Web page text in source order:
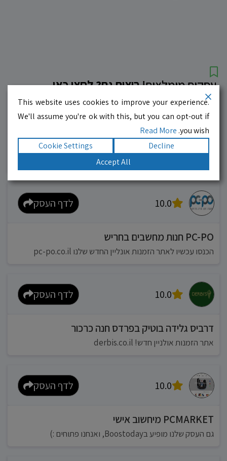
עסקים מומלצים!רוצים גם? לחצו כאן
10.0 לדף העסק
מוניות רחובות בילו
אפשר להזמין מונית בכל רגע 24/6
10.0 לדף העסק
PC-PO חנות מחשבים בחריש
הכנסו עכשיו לאתר הזמנות אונליין החדש שלנו pc-po.co.il
10.0 לדף העסק
דרביס גלידה בוטיק בפרדס חנה כרכור
אתר הזמנות אולניין חדש! derbis.co.il
10.0 לדף העסק
PCMARKET מיחשוב אישי
גם העסק שלנו מופיע בBoostoday, ואנחנו פתוחים :)
This website uses cookies to improve your experience.
We'll assume you're ok with this, but you can opt-out if
you wish.
Read More
Decline
Cookie Settings
Accept All